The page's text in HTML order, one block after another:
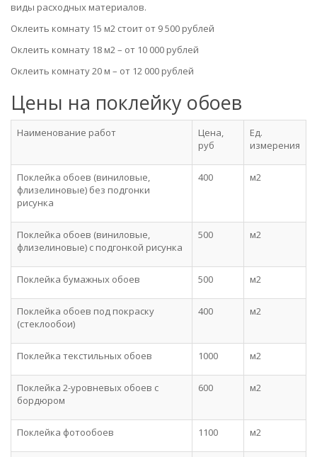
виды расходных материалов.
Оклеить комнату 15 м2 стоит от 9 500 рублей
Оклеить комнату 18 м2 – от 10 000 рублей
Оклеить комнату 20 м – от 12 000 рублей
Цены на поклейку обоев
Наименование работ
Цена,
руб
Ед.
измерения
Поклейка обоев (виниловые,
флизелиновые) без подгонки
рисунка
400 м2
Поклейка обоев (виниловые,
флизелиновые) с подгонкой рисунка
500 м2
Поклейка бумажных обоев 500 м2
Поклейка обоев под покраску
(стеклообои)
400 м2
Поклейка текстильных обоев 1000 м2
Поклейка 2-уровневых обоев с
бордюром
600 м2
Поклейка фотообоев 1100 м2